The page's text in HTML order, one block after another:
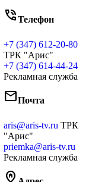
phone_in_talkТелефон
+7 (347) 612-20-80
ТРК "Арис"
+7 (347) 614-44-24
Рекламная служба
mailПочта
aris@aris-tv.ru ТРК
"Арис"
priemka@aris-tv.ru
Рекламная служба
home_pin